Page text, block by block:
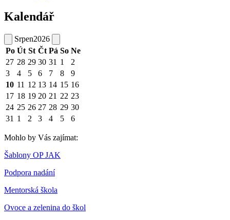
Kalendář
Srpen2026
Po Út St Čt Pá So Ne
27 28 29 30 31 1
2
3
4 5 6 7 8
9
10 11 12 13 14 15 16
17 18 19 20 21 22 23
24 25 26 27 28 29 30
31 1 2 3 4 5 6
Mohlo by Vás zajímat:
Šablony OP JAK
Podpora nadání
Mentorská škola
Ovoce a zelenina do škol